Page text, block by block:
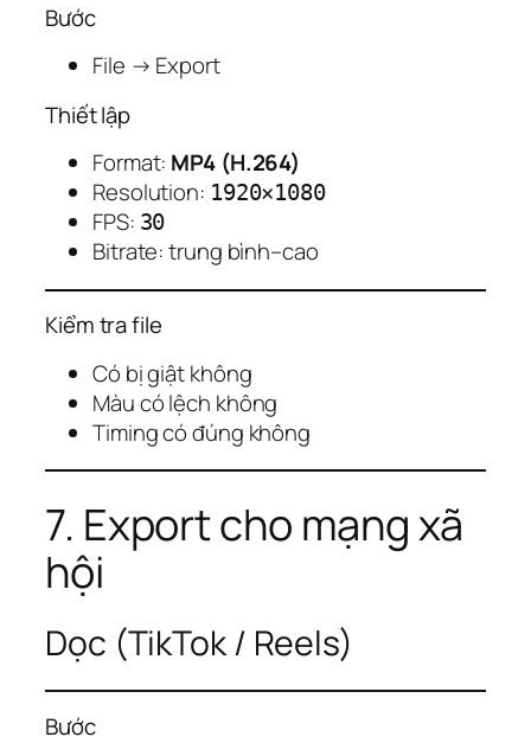
Bước
File → Export
Thiết lập
Format: MP4 (H.264)
Resolution: 1920×1080
FPS: 30
Bitrate: trung bình–cao
Kiểm tra file
Có bị giật không
Màu có lệch không
Timing có đúng không
7. Export cho mạng xã
hội
Dọc (TikTok / Reels)
Bước